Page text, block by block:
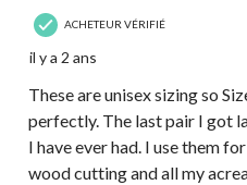
ACHETEUR VÉRIFIÉ
il y a 2 ans
These are unisex sizing so
perfectly. The last pair I got
I have ever had. I use them
wood cutting and all my